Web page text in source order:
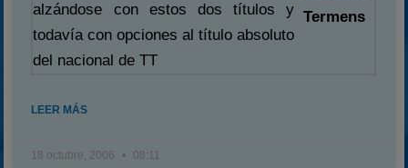
alzándose con estos dos títulos y
todavía con opciones al título absoluto
del nacional de TT
Termens
LEER MÁS
18 octubre, 2006 08:11